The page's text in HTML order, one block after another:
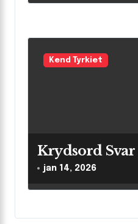
Kend Tyrkiet
Krydsord
jan 14, 2026